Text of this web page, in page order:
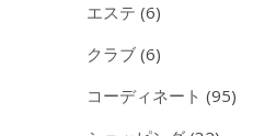
エステ (6)
クラブ (6)
コーディネート (95)